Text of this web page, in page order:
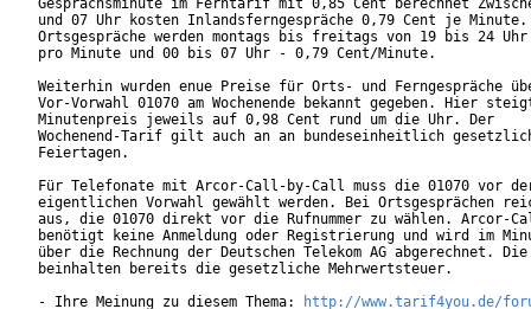
Gesprächsminute im Ferntarif mit 0,85 Cent berechnet
und 07 Uhr kosten Inlandsferngespräche 0,79 Cent je
Ortsgespräche werden montags bis freitags von 19 bis 24
pro Minute und 00 bis 07 Uhr - 0,79 Cent/Minute.
Weiterhin wurden enue Preise für Orts- und Ferngespräche
Vor-Vorwahl 01070 am Wochenende bekannt gegeben. Hier
Minutenpreis jeweils auf 0,98 Cent rund um die Uhr. Der
Wochenend-Tarif gilt auch an an bundeseinheitlich
Feiertagen.
Für Telefonate mit Arcor-Call-by-Call muss die 01070 vor
eigentlichen Vorwahl gewählt werden. Bei Ortsgesprächen
aus, die 01070 direkt vor die Rufnummer zu wählen. Arcor-
benötigt keine Anmeldung oder Registrierung und wird im
über die Rechnung der Deutschen Telekom AG abgerechnet.
beinhalten bereits die gesetzliche Mehrwertsteuer.
- Ihre Meinung zu diesem Thema:
http://www.tarif4you.de/